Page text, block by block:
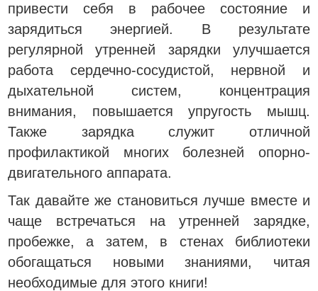
привести себя в рабочее состояние и
зарядиться энергией. В результате
регулярной утренней зарядки улучшается
работа сердечно-сосудистой, нервной и
дыхательной систем, концентрация
внимания, повышается упругость мышц.
Также зарядка служит отличной
профилактикой многих болезней опорно-
двигательного аппарата.
Так давайте же становиться лучше вместе и
чаще встречаться на утренней зарядке,
пробежке, а затем, в стенах библиотеки
обогащаться новыми знаниями, читая
необходимые для этого книги!